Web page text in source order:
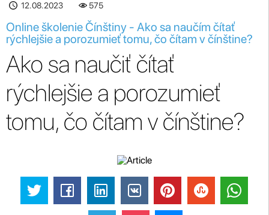
12.08.2023 575
Online školenie Čínštiny - Ako sa naučím čítať
rýchlejšie a porozumieť tomu, čo čítam v čínštine?
Ako sa naučiť čítať
rýchlejšie a porozumieť
tomu, čo čítam v čínštine?